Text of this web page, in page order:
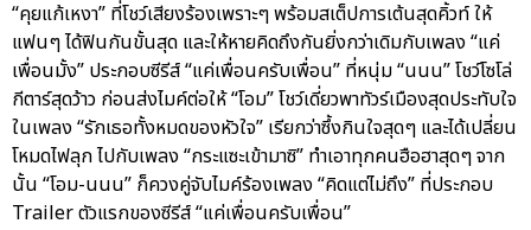
“คุยแก้เหงา” ที่โชว์เสียงร้องเพราะๆ พร้อมสเต็ปการเต้นสุดคิ้วท์ ให้
แฟนๆ ได้ฟินกันขั้นสุด และให้หายคิดถึงกันยิ่งกว่าเดิมกับเพลง “แค่
เพื่อนมั้ง” ประกอบซีรีส์ “แค่เพื่อนครับเพื่อน” ที่หนุ่ม “นนน” โชว์โซโล่
กีตาร์สุดว้าว ก่อนส่งไมค์ต่อให้ “โอม” โชว์เดี่ยวพาทัวร์เมืองสุดประทับใจ
ในเพลง “รักเธอทั้งหมดของหัวใจ” เรียกว่าซึ้งกินใจสุดๆ และได้เปลี่ยน
โหมดไฟลุก ไปกับเพลง “กระแซะเข้ามาซิ” ทำเอาทุกคนฮือฮาสุดๆ จาก
นั้น “โอม-นนน” ก็ควงคู่จับไมค์ร้องเพลง “คิดแต่ไม่ถึง” ที่ประกอบ
Trailer ตัวแรกของซีรีส์ “แค่เพื่อนครับเพื่อน”